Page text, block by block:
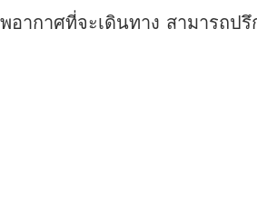
อากาศที่จะเดินทาง สามารถ